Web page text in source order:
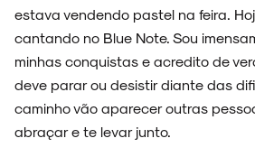
ENTREVISTAS
ESPECIAIS
estava vendendo pastel na feira.
cantando no Blue Note. Sou
minhas conquistas e acredito de
deve parar ou desistir diante das
caminho vão aparecer outras
abraçar e te levar junto.